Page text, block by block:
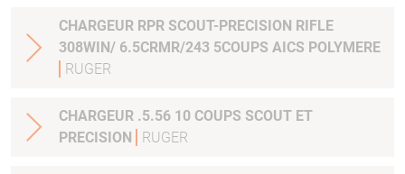
CHARGEUR RPR SCOUT-PRECISION RIFLE
308WIN/ 6.5CRMR/243 5COUPS AICS POLYMERE
RUGER
CHARGEUR .5.56 10 COUPS SCOUT ET
PRECISION
RUGER